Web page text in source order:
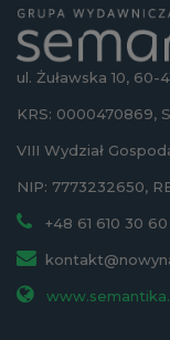
ul. Żuławska 10, 60-
KRS: 0000470869,
VIII Wydział
NIP: 7773232650,
+48 61 610 30 60